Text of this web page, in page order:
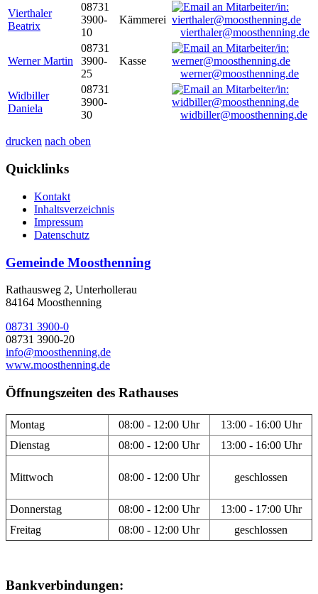
Vierthaler
Beatrix
08731
3900-
10
Kämmerei
vierthaler@moosthenning.de
Werner Martin
08731
3900-
25
Kasse
werner@moosthenning.de
Widbiller
Daniela
08731
3900-
30
widbiller@moosthenning.de
drucken nach oben
Quicklinks
Kontakt
Inhaltsverzeichnis
Impressum
Datenschutz
Gemeinde Moosthenning
Rathausweg 2, Unterhollerau
84164 Moosthenning
08731 3900-0
08731 3900-20
info@moosthenning.de
www.moosthenning.de
Öffnungszeiten des Rathauses
Montag 08:00 - 12:00 Uhr
13:00 - 16:00 Uhr
Dienstag
08:00 - 12:00 Uhr 13:00 - 16:00 Uhr
Mittwoch 08:00 - 12:00 Uhr geschlossen
Donnerstag 08:00 - 12:00 Uhr
13:00 - 17:00 Uhr
Freitag
08:00 - 12:00 Uhr geschlossen
Bankverbindungen: